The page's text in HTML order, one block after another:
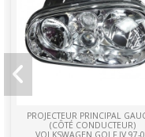
PROJECTEUR PRINCIPAL
(CÔTÉ CONDUCTEUR)